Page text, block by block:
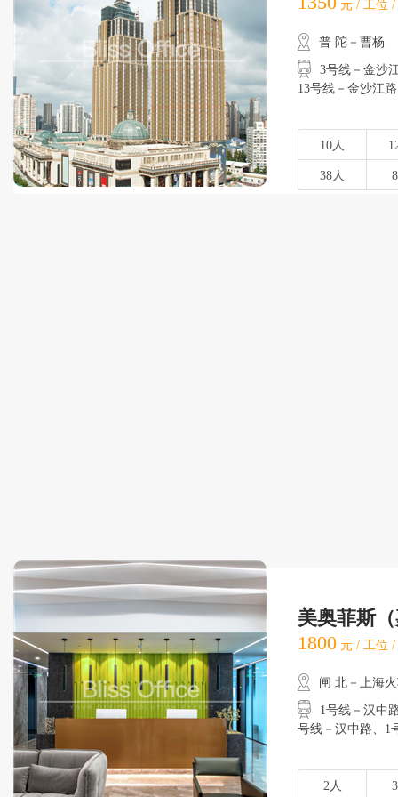
元 / 工位
普 陀－曹杨
3号线－金沙江
13号线－金沙江路
10人
38人
美奥菲斯
1800 元 / 工位
闸 北－上海
1号线－汉中路
号线－汉中路
2人